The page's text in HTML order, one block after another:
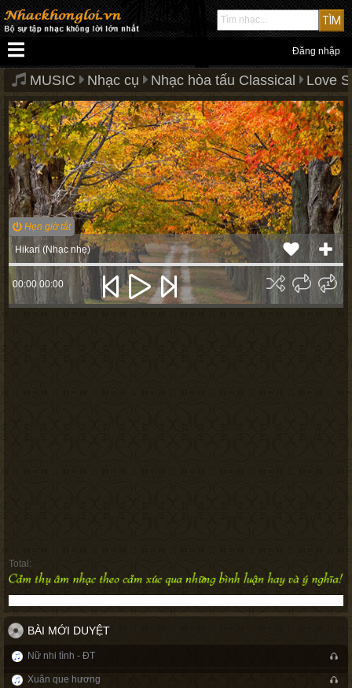
Đăng nhập
MUSIC Nhạc cụ Nhạc hòa tấu Classical Love
Hẹn giờ tắt
Hikari (Nhạc nhẹ)
00:00 00:00
Total:
BÀI MỚI DUYỆT
Nữ nhi tình - ĐT
Xuân que hương